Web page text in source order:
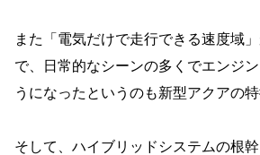
また「電気だけで走行できる速度域
で、日常的なシーンの多くでエンジ
うになったというのも新型アクアの特
そして、ハイブリッドシステムの根